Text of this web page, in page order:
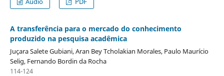
A transferência para o mercado do conhecimento
produzido na pesquisa acadêmica
Juçara Salete Gubiani, Aran Bey Tcholakian Morales, Paulo Maurício
Selig, Fernando Bordin da Rocha
114-124